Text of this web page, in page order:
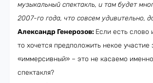
музыкальный спектакль, и там будет
2007-го года, что совсем удивительно,
Александр Генерозов: Если есть слово
то хочется предположить некое участие
«иммерсивный» – это не касаемо
спектакля?